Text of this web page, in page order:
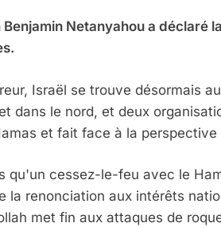
Netanyahou a déclaré
Israël se trouve désormais
dans le nord, et deux
et fait face à la
qu'un cessez-le-feu avec le
la renonciation aux intérêts
met fin aux attaques de